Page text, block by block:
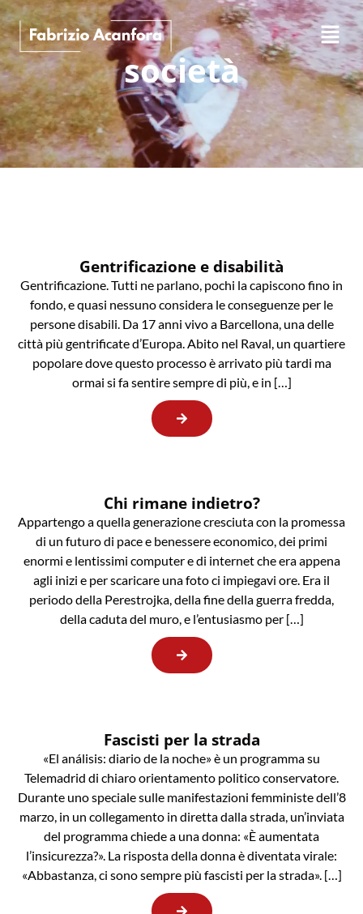
società
Gentrificazione e disabilità
Gentrificazione. Tutti ne parlano, pochi la capiscono fino in
fondo, e quasi nessuno considera le conseguenze per le
persone disabili. Da 17 anni vivo a Barcellona, una delle
città più gentrificate d’Europa. Abito nel Raval, un quartiere
popolare dove questo processo è arrivato più tardi ma
ormai si fa sentire sempre di più, e in […]
Chi rimane indietro?
Appartengo a quella generazione cresciuta con la promessa
di un futuro di pace e benessere economico, dei primi
enormi e lentissimi computer e di internet che era appena
agli inizi e per scaricare una foto ci impiegavi ore. Era il
periodo della Perestrojka, della fine della guerra fredda,
della caduta del muro, e l’entusiasmo per […]
Fascisti per la strada
«El análisis: diario de la noche» è un programma su
Telemadrid di chiaro orientamento politico conservatore.
Durante uno speciale sulle manifestazioni femministe dell’8
marzo, in un collegamento in diretta dalla strada, un’inviata
del programma chiede a una donna: «È aumentata
l’insicurezza?». La risposta della donna è diventata virale:
«Abbastanza, ci sono sempre più fascisti per la strada». […]